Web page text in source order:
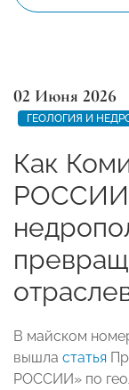
02 Июня 2026
ГЕОЛОГИЯ И
Как
В майском
вышла статья
РОССИИ» по